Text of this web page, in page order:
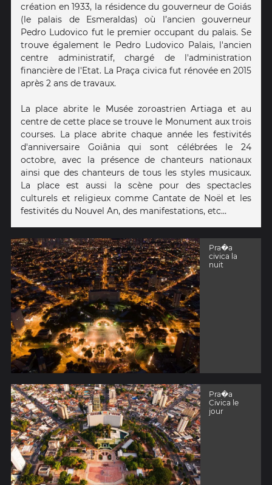
création en 1933, la résidence du gouverneur de Goiás
(le palais de Esmeraldas) où l’ancien gouverneur
Pedro Ludovico fut le premier occupant du palais. Se
trouve également le Pedro Ludovico Palais, l'ancien
centre administratif, chargé de l'administration
financière de l'Etat. La Praça civica fut rénovée en 2015
après 2 ans de travaux.
La place abrite le Musée zoroastrien Artiaga et au
centre de cette place se trouve le Monument aux trois
courses. La place abrite chaque année les festivités
d'anniversaire Goiânia qui sont célébrées le 24
octobre, avec la présence de chanteurs nationaux
ainsi que des chanteurs de tous les styles musicaux.
La place est aussi la scène pour des spectacles
culturels et religieux comme Cantate de Noël et les
festivités du Nouvel An, des manifestations, etc…
Pra�a
civica la
nuit
Pra�a
Civica le
jour